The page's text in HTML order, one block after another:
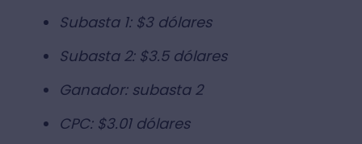
Subasta 1: $3 dólares
Subasta 2: $3.5 dólares
Ganador: subasta 2
CPC: $3.01 dólares